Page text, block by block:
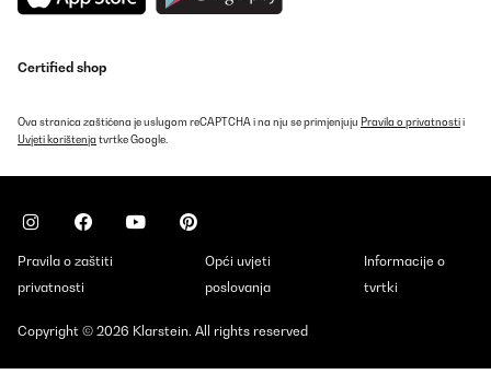
Certified shop
Ova stranica zaštićena je uslugom reCAPTCHA i na nju se primjenjuju Pravila o privatnostii
Uvjeti korištenja tvrtke Google.
Pravila o zaštiti
privatnosti
Opći uvjeti
poslovanja
Informacije o
tvrtki
Copyright © 2026 Klarstein. All rights reserved